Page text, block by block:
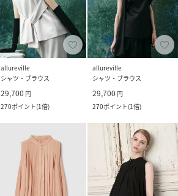
allureville
シャツ・ブラウス
29,700 円
270ポイント(1倍)
allureville
シャツ・ブラウス
29,700 円
270ポイント(1倍)